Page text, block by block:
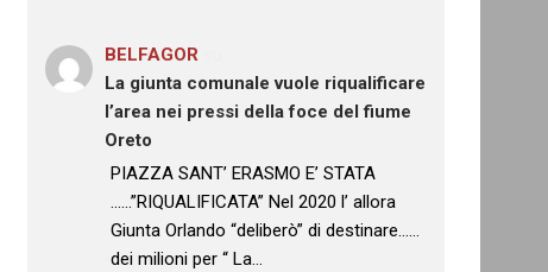
BELFAGOR
La giunta comunale vuole riqualificare
l’area nei pressi della foce del fiume
Oreto
: “
PIAZZA SANT’ ERASMO E’ STATA
……”RIQUALIFICATA” Nel 2020 l’ allora
Giunta Orlando “deliberò” di destinare……
dei milioni per “ La…